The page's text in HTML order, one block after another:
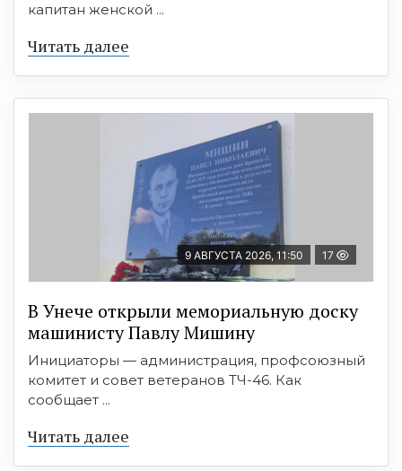
капитан женской ...
Читать далее
9 АВГУСТА 2026, 11:50 17
В Унече открыли мемориальную доску
машинисту Павлу Мишину
Инициаторы — администрация, профсоюзный
комитет и совет ветеранов ТЧ-46. Как
сообщает ...
Читать далее